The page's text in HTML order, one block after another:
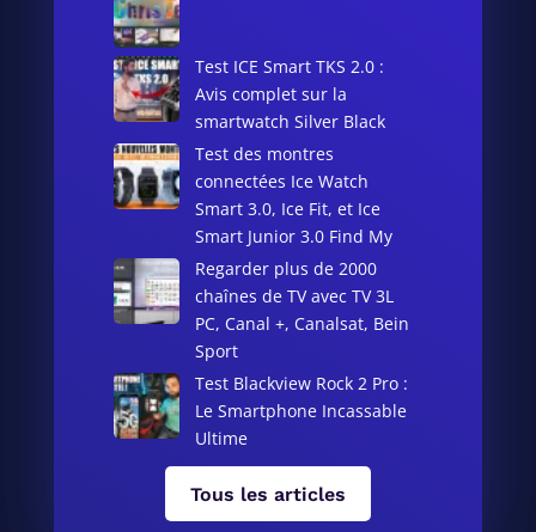
Test ICE Smart TKS 2.0 :
Avis complet sur la
smartwatch Silver Black
Test des montres
connectées Ice Watch
Smart 3.0, Ice Fit, et Ice
Smart Junior 3.0 Find My
Regarder plus de 2000
chaînes de TV avec TV 3L
PC, Canal +, Canalsat, Bein
Sport
Test Blackview Rock 2 Pro :
Le Smartphone Incassable
Ultime
Tous les articles